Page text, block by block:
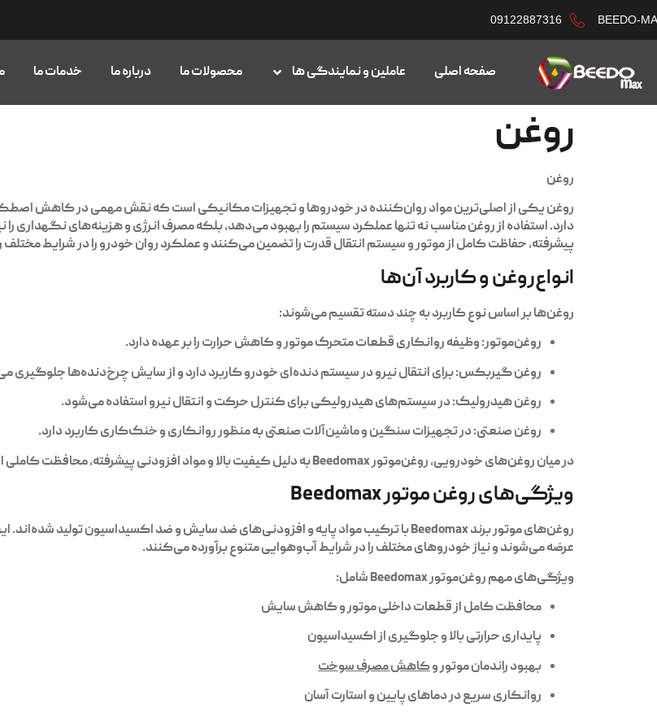
BEEDO-
09122887316
صفحه اصلی عاملین و نمایندگی ها محصولات ما درباره ما خدمات ما
روغن
روغن
روغن یکی از اصلی‌ترین مواد روان‌کننده در خودروها و تجهیزات مکانیکی است که نقش مهمی در کاهش
دارد. استفاده از روغن مناسب نه تنها عملکرد سیستم را بهبود می‌دهد، بلکه مصرف انرژی و هزینه‌های
پیشرفته، حفاظت کامل از موتور و سیستم انتقال قدرت را تضمین می‌کنند و عملکرد روان خودرو را در شرایط
انواع‌روغن و کاربرد آن‌ها
روغن‌ها بر اساس نوع کاربرد به چند دسته تقسیم می‌شوند:
روغن‌موتور:وظیفه روانکاری قطعات متحرک موتور و کاهش حرارت را بر عهده دارد.
روغن گیربکس:برای انتقال نیرو در سیستم دنده‌ای خودرو کاربرد دارد و از سایش چرخ‌دنده‌ها جلوگیری
روغن هیدرولیک:در سیستم‌های هیدرولیکی برای کنترل حرکت و انتقال نیرو استفاده می‌شود.
روغن صنعتی:در تجهیزات سنگین و ماشین‌آلات صنعتی به منظور روانکاری و خنک‌کاری کاربرد دارد.
در میان روغن‌های خودرویی،روغن‌موتور Beedomax به دلیل کیفیت بالا و مواد افزودنی پیشرفته، محافظت
ویژگی‌های روغن موتور Beedomax
روغن‌های موتور برندBeedomax
عرضه می‌شوند و نیاز خودروهای مختلف را در شرایط آب‌و‌هوایی متنوع برآورده می‌کنند.
ویژگی‌های مهم روغن‌موتور Beedomax شامل:
محافظت کامل از قطعات داخلی موتور و کاهش سایش
پایداری حرارتی بالا و جلوگیری از اکسیداسیون
بهبود راندمان موتور وکاهش مصرف سوخت
روانکاری سریع در دماهای پایین و استارت آسان